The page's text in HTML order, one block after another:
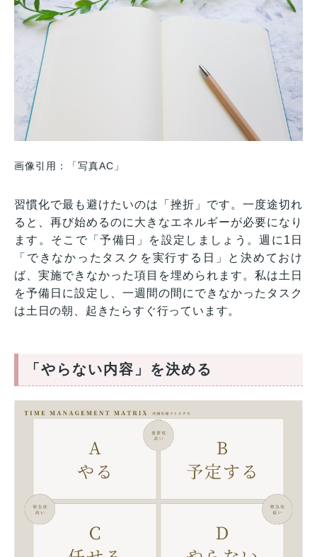
画像引用：「写真AC」
習慣化で最も避けたいのは「挫折」です。一度途切れ
ると、再び始めるのに大きなエネルギーが必要になり
ます。そこで「予備日」を設定しましょう。週に1日
「できなかったタスクを実行する日」と決めておけ
ば、実施できなかった項目を埋められます。私は土日
を予備日に設定し、一週間の間にできなかったタスク
は土日の朝、起きたらすぐ行っています。
「やらない内容」を決める